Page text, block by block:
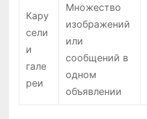
Кару
сели
и
гале
реи
Множество
изображений
или
сообщений в
одном
объявлении